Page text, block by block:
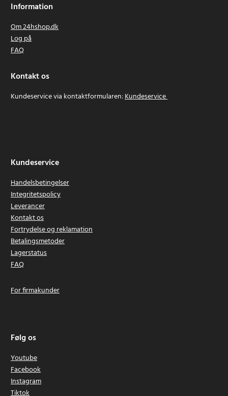
Information
Om 24hshop.dk
Log på
FAQ
Kontakt os
Kundeservice via kontaktformularen:Kundeservice
Kundeservice
Handelsbetingelser
Integritetspolicy
Leverancer
Kontakt os
Fortrydelse og reklamation
Betalingsmetoder
Lagerstatus
FAQ
For firmakunder
Følg os
Youtube
Facebook
Instagram
Tiktok